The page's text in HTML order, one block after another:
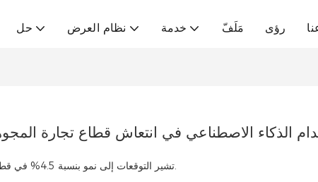
حل نظام العرض خدمة مَلَفّ رؤى
الذكاء الاصطناعي في انتعاش قطاع تجارة
تشير التوقعات إلى نمو بنسبة 4.5% في قطاع التجزئة العالمي من خلال التخصيص والروابط العاطفية.